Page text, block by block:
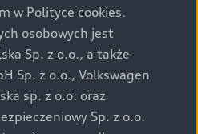
w Polityce cookies.
osobowych jest
Sp. z o.o., a także
Sp. z o.o., Volkswagen
sp. z o.o. oraz
Sp. z o.o.